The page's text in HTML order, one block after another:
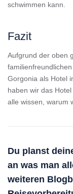
schwimmen kann.
Fazit
Aufgrund der oben
Gorgonia als Hotel
haben wir das
alle wissen, warum
Du planst
an was man
weiteren